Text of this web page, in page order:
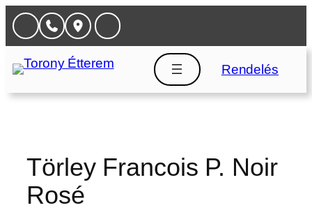
Ugrás
tartalomhoz
Rendelés
Törley Francois P. Noir
Rosé